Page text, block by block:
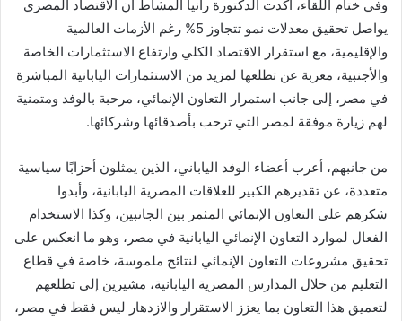
وفي ختام اللقاء، أكدت الدكتورة رانيا المشاط أن الاقتصاد المصري
يواصل تحقيق معدلات نمو تتجاوز 5% رغم الأزمات العالمية
والإقليمية، مع استقرار الاقتصاد الكلي وارتفاع الاستثمارات الخاصة
والأجنبية، معربة عن تطلعها لمزيد من الاستثمارات اليابانية المباشرة
في مصر، إلى جانب استمرار التعاون الإنمائي، مرحبة بالوفد ومتمنية
لهم زيارة موفقة لمصر التي ترحب بأصدقائها وشركائها.
من جانبهم، أعرب أعضاء الوفد الياباني، الذين يمثلون أحزابًا سياسية
متعددة، عن تقديرهم الكبير للعلاقات المصرية اليابانية، وأبدوا
شكرهم على التعاون الإنمائي المثمر بين الجانبين، وكذا الاستخدام
الفعال لموارد التعاون الإنمائي اليابانية في مصر، وهو ما انعكس على
تحقيق مشروعات التعاون الإنمائي لنتائج ملموسة، خاصة في قطاع
التعليم من خلال المدارس المصرية اليابانية، مشيرين إلى تطلعهم
لتعميق هذا التعاون بما يعزز الاستقرار والازدهار ليس فقط في مصر،